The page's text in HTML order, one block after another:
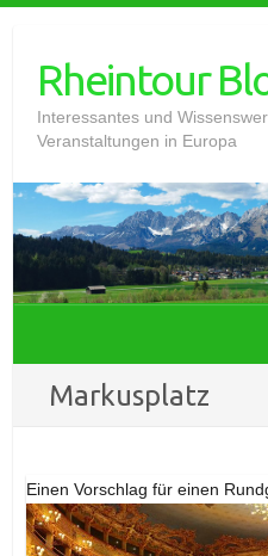
contentRheintour
Interessantes und
Veranstaltungen in Europa
Markusplatz
Einen Vorschlag für einen